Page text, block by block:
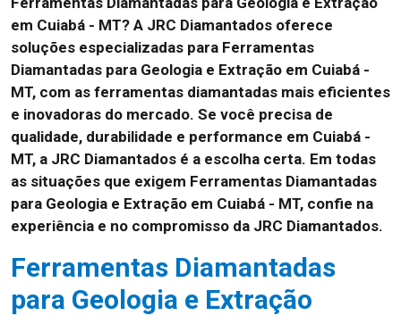
em Cuiabá - MT? A JRC Diamantados oferece
soluções especializadas para Ferramentas
Diamantadas para Geologia e Extração em Cuiabá -
MT, com as ferramentas diamantadas mais eficientes
e inovadoras do mercado. Se você precisa de
qualidade, durabilidade e performance em Cuiabá -
MT, a JRC Diamantados é a escolha certa. Em todas
as situações que exigem Ferramentas Diamantadas
para Geologia e Extração em Cuiabá - MT, confie na
experiência e no compromisso da JRC Diamantados.
Ferramentas Diamantadas
para Geologia e Extração